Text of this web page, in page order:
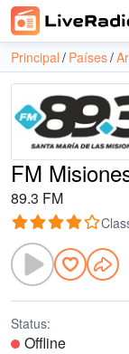
Principal Países
FM
89.3 FM
Status:
Offline